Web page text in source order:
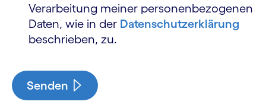
Verarbeitung meiner personen­bezogenen
Daten, wie in der Datenschutz­erklärung
beschrieben, zu.
Senden